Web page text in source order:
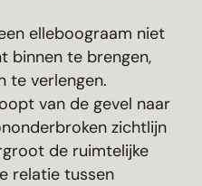
elleboograam niet
binnen te brengen,
te verlengen.
van de gevel naar
zichtlijn
de ruimtelijke
relatie tussen